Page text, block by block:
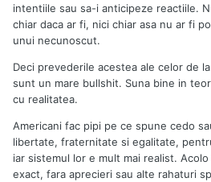
intentiile sau sa-i anticipeze reactiile.
chiar daca ar fi, nici chiar asa nu ar fi
unui necunoscut.
Deci prevederile acestea ale celor de
sunt un mare bullshit. Suna bine in
cu realitatea.
Americani fac pipi pe ce spune cedo
libertate, fraternitate si egalitate,
iar sistemul lor e mult mai realist.
exact, fara aprecieri sau alte rahaturi